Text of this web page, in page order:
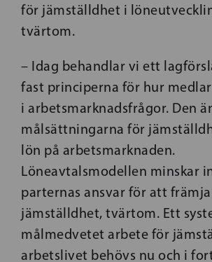
för jämställdhet i
tvärtom.
– Idag behandlar vi ett
fast principerna för hur
i arbetsmarknadsfrågor. Den
målsättningarna för
lön på arbetsmarknaden.
Löneavtalsmodellen minskar
parternas ansvar för att främja
jämställdhet, tvärtom. Ett
målmedvetet arbete för
arbetslivet behövs nu och i